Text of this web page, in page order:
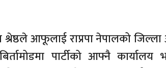
श्रेष्ठले आफूलाई राप्रपा नेपालको
पार्टीको आफ्नै कार्यालय